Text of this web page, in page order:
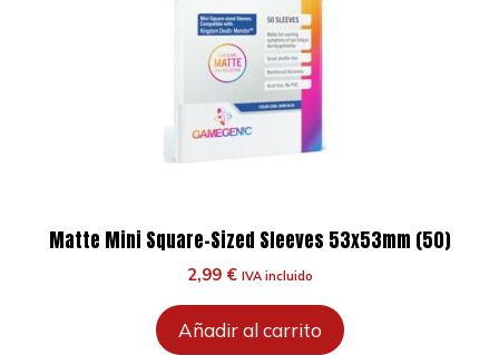
Matte Mini Square-Sized Sleeves 53x53mm (50)
2,99 € IVA incluido
Añadir al carrito